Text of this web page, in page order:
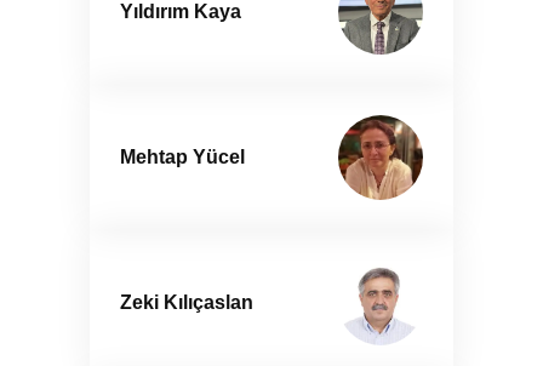
Yıldırım Kaya
Mehtap Yücel
Zeki Kılıçaslan